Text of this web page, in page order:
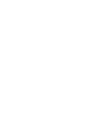
промышленности и